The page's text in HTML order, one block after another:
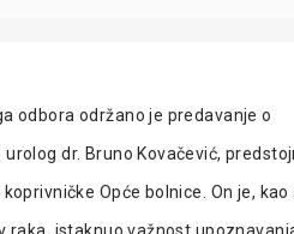
odbora održano je predavanje o
dr. Bruno Kovačević,
Opće bolnice. On je, kao